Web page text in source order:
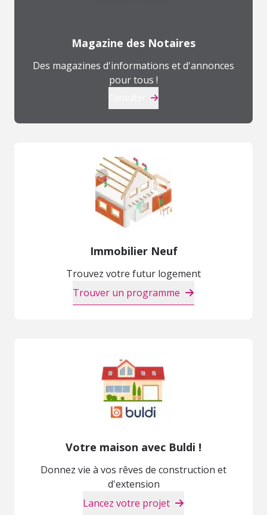
Magazine des Notaires
Des magazines d'informations et d'annonces
pour tous !
Immobilier Neuf
Trouvez votre futur logement
Trouver un programme
Votre maison avec Buldi !
Donnez vie à vos rêves de construction et
d'extension
Lancez votre projet